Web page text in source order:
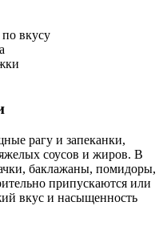
вкусу
рагу и запеканки,
соусов и жиров. В
баклажаны, помидоры,
припускаются или
вкус и насыщенность